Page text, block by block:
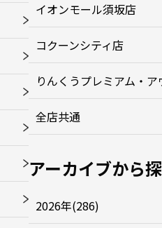
イオンモール須坂店
コクーンシティ店
りんくうプレミアム・
全店共通
アーカイブから
2026年(286)